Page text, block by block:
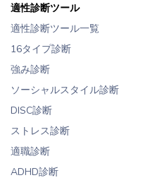
適性診断ツール
適性診断ツール一覧
16タイプ診断
強み診断
ソーシャルスタイル診断
DISC診断
ストレス診断
適職診断
ADHD診断